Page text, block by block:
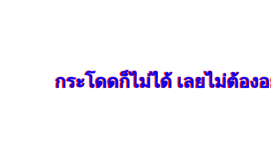
กระโดดก็ไม่ได้ เลยไม่ต้อง